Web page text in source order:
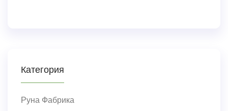
Категория
Руна Фабрика